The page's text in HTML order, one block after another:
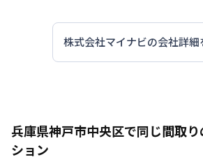
株式会社マイナビの会社詳細
快適で安心な住まいをご提供。入居
を考え、専門部隊がお部屋を厳選！
兵庫県神戸市中央区で同じ間取
ション